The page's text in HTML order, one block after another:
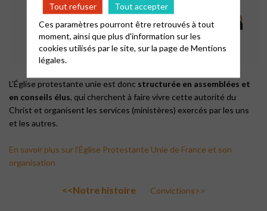
L’Église protestante unie est donc structurée en assemblées et
en conseils élus, qui cherchent à faire vivre cette autorité du
Christ et organisent les services (ministères) exercés par les uns
et les autres.
En savoir plus sur l’Église Protestante Unie de France et son
organisation
<<Notre histoire Convictions>>
Tout refuser
Tout accepter
Ces paramètres pourront être retrouvés à tout
moment, ainsi que plus d'information sur les
cookies utilisés par le site, sur la page deMentions
légales.